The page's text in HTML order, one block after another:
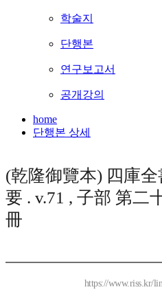
학술지
단행본
연구보고서
공개강의
home
단행본 상세
(乾隆御覽本) 四庫全
要 . v.71 , 子部 第二
冊
https://www.riss.kr/